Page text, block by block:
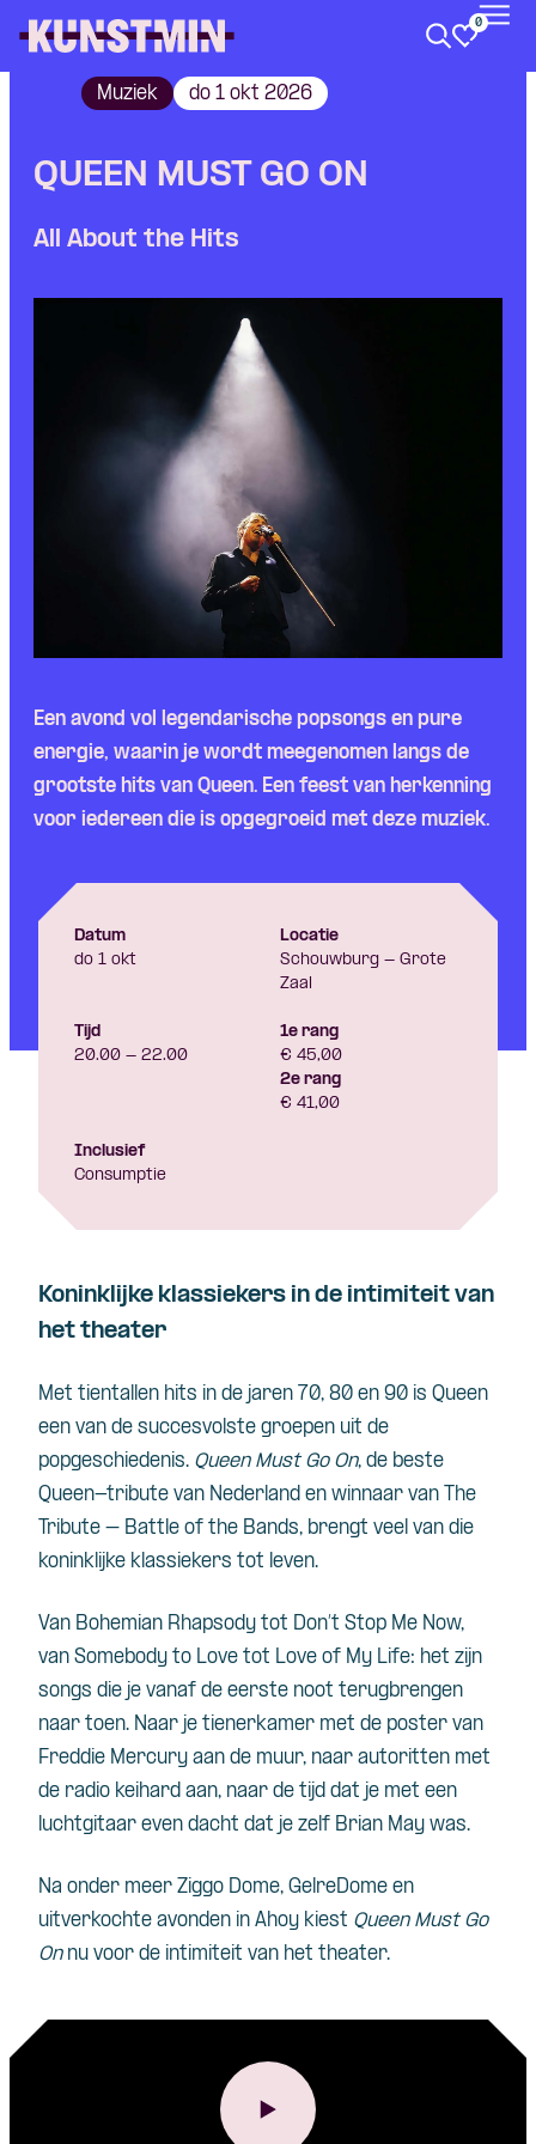
Skip navigatie
0
Muziek do 1 okt 2026
QUEEN MUST GO ON
All About the Hits
Een avond vol legendarische popsongs en pure
energie, waarin je wordt meegenomen langs de
grootste hits van Queen. Een feest van herkenning
voor iedereen die is opgegroeid met deze muziek.
Datum
do 1 okt
Locatie
Schouwburg - Grote
Zaal
Tijd
20.00 - 22.00
1e rang
€ 45,00
2e rang
€ 41,00
Inclusief
Consumptie
Koninklijke klassiekers in de intimiteit van
het theater
Met tientallen hits in de jaren 70, 80 en 90 is Queen
een van de succesvolste groepen uit de
popgeschiedenis. Queen Must Go On, de beste
Queen-tribute van Nederland en winnaar van The
Tribute – Battle of the Bands, brengt veel van die
koninklijke klassiekers tot leven.
Van Bohemian Rhapsody tot Don’t Stop Me Now,
van Somebody to Love tot Love of My Life: het zijn
songs die je vanaf de eerste noot terugbrengen
naar toen. Naar je tienerkamer met de poster van
Freddie Mercury aan de muur, naar autoritten met
de radio keihard aan, naar de tijd dat je met een
luchtgitaar even dacht dat je zelf Brian May was.
Na onder meer Ziggo Dome, GelreDome en
uitverkochte avonden in Ahoy kiest Queen Must Go
Onnu voor de intimiteit van het theater.